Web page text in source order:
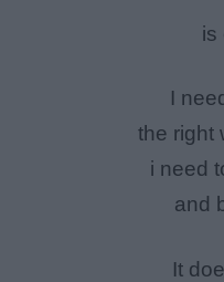
is
I
the right
i need
and
It